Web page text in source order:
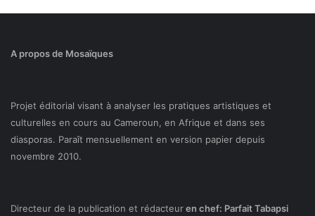
A propos de Mosaïques
Projet éditorial visant à analyser les pratiques artistiques et
culturelles en cours au Cameroun, en Afrique et dans ses
diasporas. Paraît mensuellement en version papier depuis
novembre 2010.
Directeur de la publication et rédacteuren chef: Parfait Tabapsi